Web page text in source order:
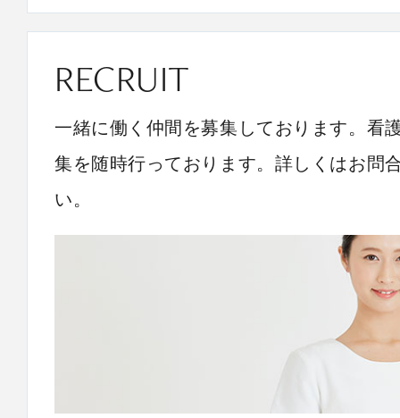
RECRUIT
一緒に働く仲間を募集しております。看
集を随時行っております。詳しくはお問
い。